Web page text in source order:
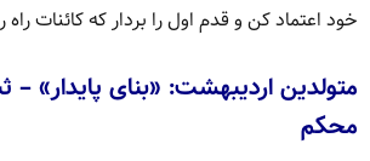
خود اعتماد کن و قدم اول را بردار که کائنات
متولدین اردیبهشت: «بنای پایدار»
محکم